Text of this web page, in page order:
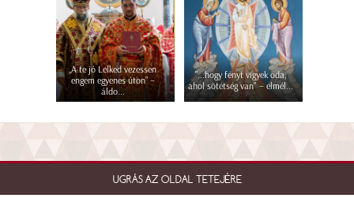
„A te jó Lelked vezessen
engem egyenes úton” –
áldo...
"...hogy fényt vigyek oda,
ahol sötétség van" – elmél...
UGRÁS AZ OLDAL TETEJÉRE